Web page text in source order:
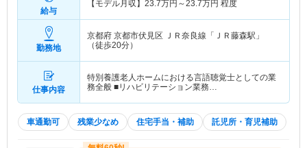
給与
【モデル月収】 23.7万円～23.7万円 程度
勤務地
京都府 京都市伏見区
ＪＲ奈良線「ＪＲ藤森駅」
（徒歩20分）
仕事内容
特別養護老人ホームにおける言語聴覚士としての業
務全般 ■リハビリテーション業務…
車通勤可 残業少なめ 住宅手当・補助 託児所・育児補助